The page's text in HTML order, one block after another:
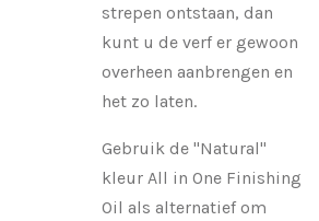
strepen ontstaan, dan
kunt u de verf er gewoon
overheen aanbrengen en
het zo laten.
Gebruik de "Natural"
kleur All in One Finishing
Oil als alternatief om